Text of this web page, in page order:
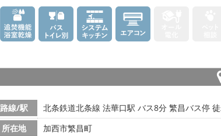
路線/駅
北条鉄道北条線 法華口駅 バス8分 繁昌バス停
所在地
加西市繁昌町